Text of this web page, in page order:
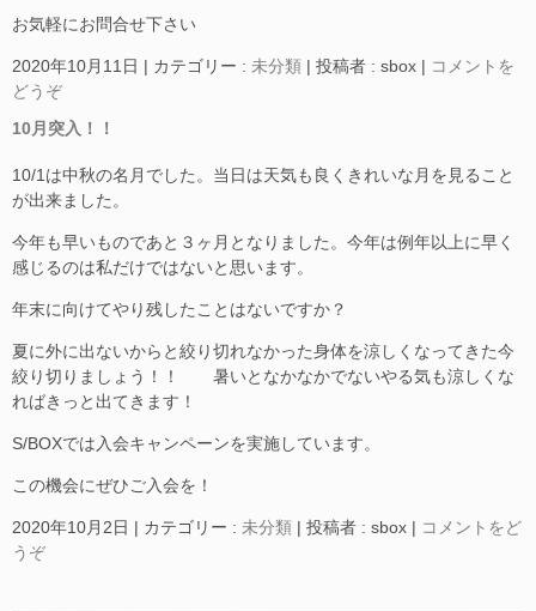
お気軽にお問合せ下さい
2020年10月11日 | カテゴリー : 未分類 | 投稿者 : sbox | コメントを
どうぞ
10月突入！！
10/1は中秋の名月でした。当日は天気も良くきれいな月を見ること
が出来ました。
今年も早いものであと３ヶ月となりました。今年は例年以上に早く
感じるのは私だけではないと思います。
年末に向けてやり残したことはないですか？
夏に外に出ないからと絞り切れなかった身体を涼しくなってきた今
絞り切りましょう！！ 暑いとなかなかでないやる気も涼しくな
ればきっと出てきます！
S/BOXでは入会キャンペーンを実施しています。
この機会にぜひご入会を！
2020年10月2日 | カテゴリー : 未分類 | 投稿者 : sbox | コメントをど
うぞ